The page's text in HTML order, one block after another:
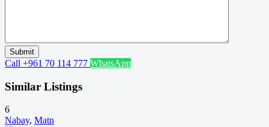
Call +961 70 114 777 WhatsApp
Similar Listings
6
Nabay, Matn